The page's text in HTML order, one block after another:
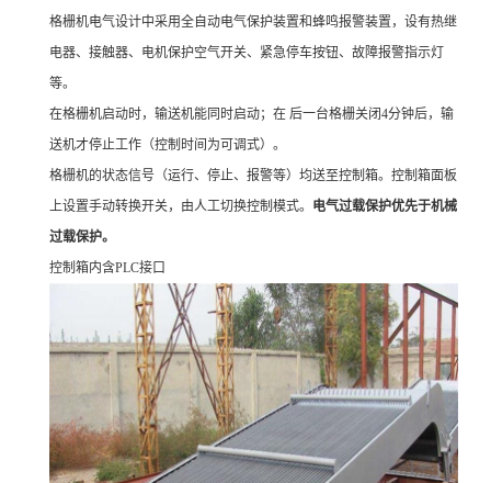
格栅机电气设计中采用全自动电气保护装置和蜂鸣报警装置，设有热继
电器、接触器、电机保护空气开关、紧急停车按钮、故障报警指示灯
等。
在格栅机启动时，输送机能同时启动；在 后一台格栅关闭4分钟后，输
送机才停止工作（控制时间为可调式）。
格栅机的状态信号（运行、停止、报警等）均送至控制箱。控制箱面板
上设置手动转换开关，由人工切换控制模式。 电气过载保护优先于机械
过载保护。
控制箱内含PLC接口